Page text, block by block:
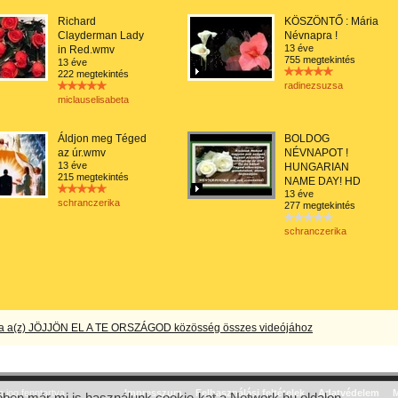
Richard
Clayderman Lady
in Red.wmv
13 éve
222 megtekintés
miclauselisabeta
KÖSZÖNTŐ : Mária
Névnapra !
13 éve
755 megtekintés
radinezsuzsa
Áldjon meg Téged
az úr.wmv
13 éve
215 megtekintés
schranczerika
BOLDOG
NÉVNAPOT !
HUNGARIAN
NAME DAY! HD
13 éve
277 megtekintés
schranczerika
a(z) JÖJJÖN EL A TE ORSZÁGOD közösség összes videójához
jog fenntartva. Impresszum Felhasználási feltételek Adatvédelem